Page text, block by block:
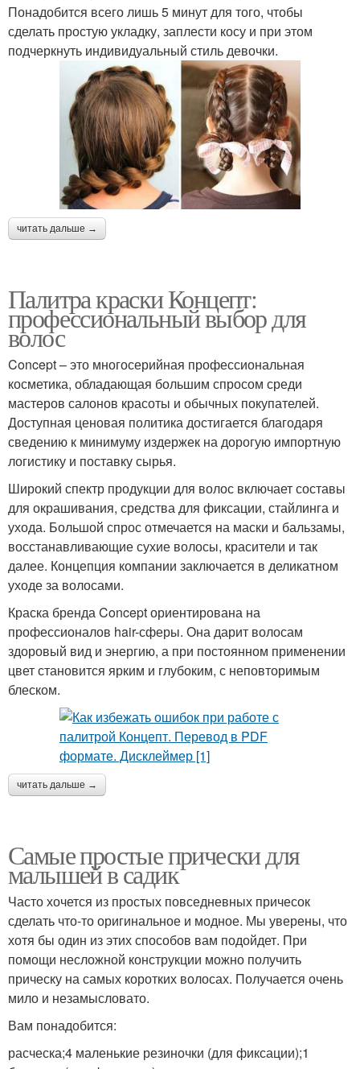
Понадобится всего лишь 5 минут для того, чтобы
сделать простую укладку, заплести косу и при этом
подчеркнуть индивидуальный стиль девочки.
читать дальше →
Палитра краски Концепт:
профессиональный выбор для
волос
Concept – это многосерийная профессиональная
косметика, обладающая большим спросом среди
мастеров салонов красоты и обычных покупателей.
Доступная ценовая политика достигается благодаря
сведению к минимуму издержек на дорогую импортную
логистику и поставку сырья.
Широкий спектр продукции для волос включает составы
для окрашивания, средства для фиксации, стайлинга и
ухода. Большой спрос отмечается на маски и бальзамы,
восстанавливающие сухие волосы, красители и так
далее. Концепция компании заключается в деликатном
уходе за волосами.
Краска бренда Concept ориентирована на
профессионалов hair-сферы. Она дарит волосам
здоровый вид и энергию, а при постоянном применении
цвет становится ярким и глубоким, с неповторимым
блеском.
читать дальше →
Самые простые прически для
малышей в садик
Часто хочется из простых повседневных причесок
сделать что-то оригинальное и модное. Мы уверены, что
хотя бы один из этих способов вам подойдет. При
помощи несложной конструкции можно получить
прическу на самых коротких волосах. Получается очень
мило и незамысловато.
Вам понадобится:
расческа;4 маленькие резиночки (для фиксации);1